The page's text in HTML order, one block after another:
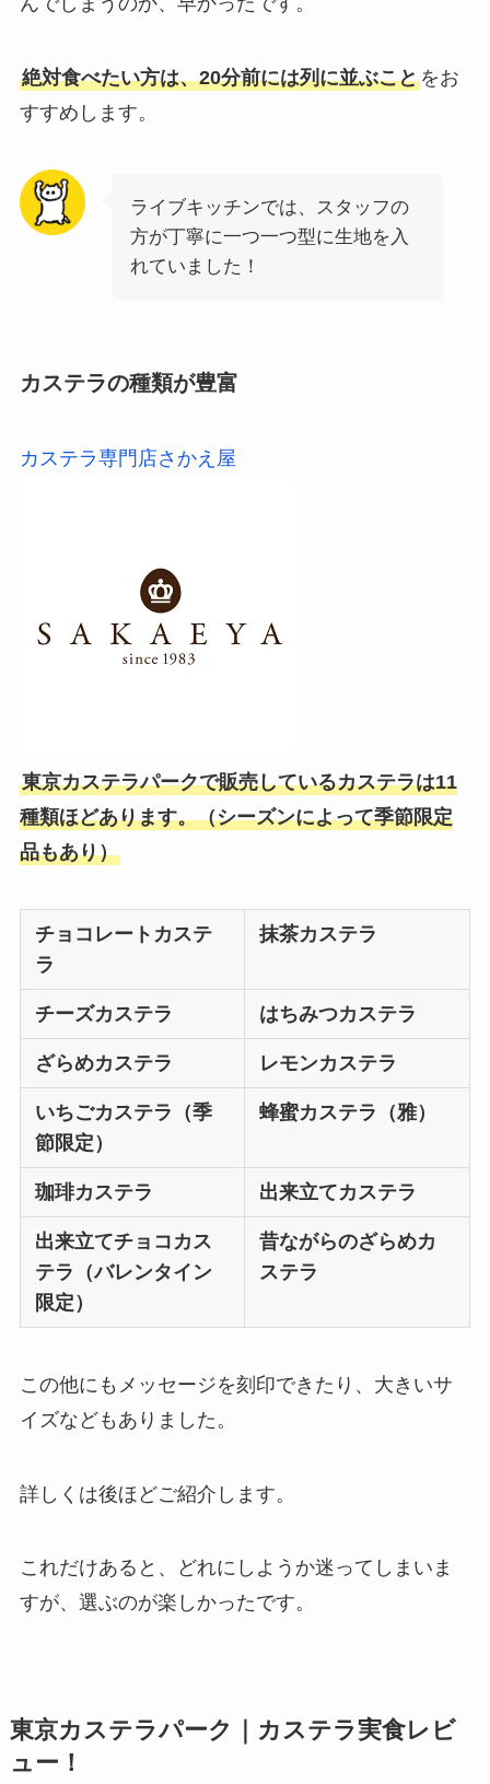
絶対食べたい方は、20分前には列に並ぶことをお
すすめします。
ライブキッチンでは、スタッフの
方が丁寧に一つ一つ型に生地を入
れていました！
カステラの種類が豊富
カステラ専門店さかえ屋
東京カステラパークで販売しているカステラは11
種類ほどあります。（シーズンによって季節限定
品もあり）
チョコレートカステ
ラ
抹茶カステラ
チーズカステラ はちみつカステラ
ざらめカステラ レモンカステラ
いちごカステラ（季
節限定）
蜂蜜カステラ（雅）
珈琲カステラ 出来立てカステラ
出来立てチョコカス
テラ（バレンタイン
限定）
昔ながらのざらめカ
ステラ
この他にもメッセージを刻印できたり、大きいサ
イズなどもありました。
詳しくは後ほどご紹介します。
これだけあると、どれにしようか迷ってしまいま
すが、選ぶのが楽しかったです。
東京カステラパーク｜カステラ実食レビ
ュー！